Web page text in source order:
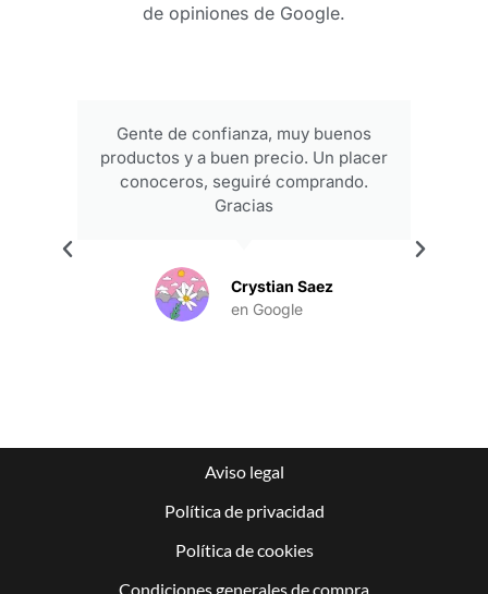
de opiniones de Google.
Gente de confianza, muy buenos
productos y a buen precio. Un placer
conoceros, seguiré comprando.
Gracias
Crystian Saez
en Google
Aviso legal
Política de privacidad
Política de cookies
Condiciones generales de compra